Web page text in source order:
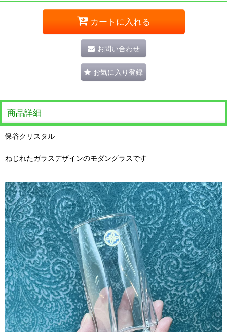
カートに入れる
お問い合わせ
お気に入り登録
商品詳細
保谷クリスタル
ねじれたガラスデザインのモダングラスです